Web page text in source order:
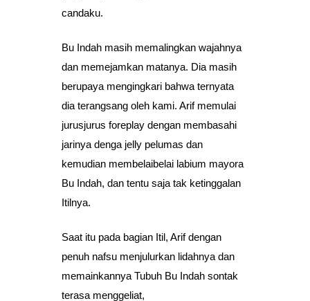
candaku.
Bu Indah masih memalingkan wajahnya
dan memejamkan matanya. Dia masih
berupaya mengingkari bahwa ternyata
dia terangsang oleh kami. Arif memulai
jurusjurus foreplay dengan membasahi
jarinya denga jelly pelumas dan
kemudian membelaibelai labium mayora
Bu Indah, dan tentu saja tak ketinggalan
Itilnya.
Saat itu pada bagian Itil, Arif dengan
penuh nafsu menjulurkan lidahnya dan
memainkannya Tubuh Bu Indah sontak
terasa menggeliat,